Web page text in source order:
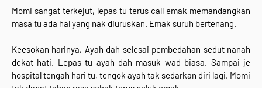
Momi sangat terkejut, lepas tu terus call emak memandangkan
masa tu ada hal yang nak diuruskan. Emak suruh bertenang.
Keesokan harinya, Ayah dah selesai pembedahan sedut nanah
dekat hati. Lepas tu ayah dah masuk wad biasa. Sampai je
hospital tengah hari tu, tengok ayah tak sedarkan diri lagi. Momi